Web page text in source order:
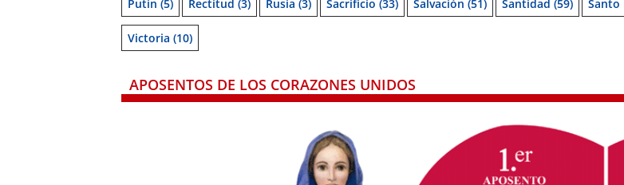
Putin (5) Rectitud (3) Rusia (3) Sacrificio (33) Salvación (51) Santidad (59) Santo
Victoria (10)
APOSENTOS DE LOS CORAZONES UNIDOS